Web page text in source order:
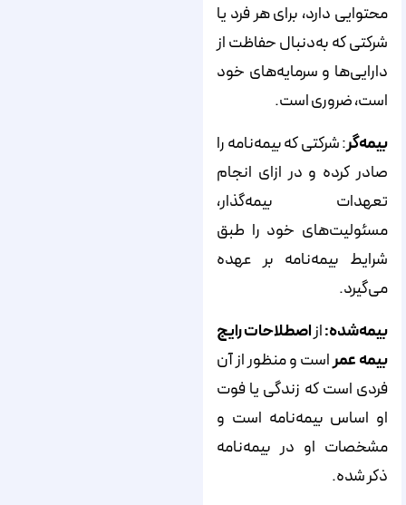
محتوایی دارد، برای هر فرد یا
شرکتی که به‌دنبال حفاظت از
دارایی‌ها و سرمایه‌های خود
است، ضروری است.
بیمه‌گر: شرکتی که بیمه‌نامه را
صادر کرده و در ازای انجام
تعهدات بیمه‌گذار،
مسئولیت‌های خود را طبق
شرایط بیمه‌نامه بر عهده
می‌گیرد.
بیمه‌شده:ازاصطلاحات رایج
بیمه عمراست و منظور از آن
فردی است که زندگی یا فوت
او اساس بیمه‌نامه است و
مشخصات او در بیمه‌نامه
ذکر شده.